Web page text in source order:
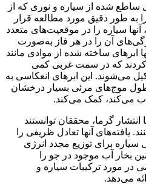
ساطع شده از سیاره و نوری که از
طور دقیق مورد مطالعه قرار
آنها سیاره را در موقعیت‌های متعدد
آن را در هر فاز به‌صورت
ابرهای ساخته شده از موادی مانند
که در سمت غربی کمی
می‌شوند. این ابرهای انعکاسی به
طول موج‌های مرئی بسیار درخشان
می‌کند، کمک می‌کند.
گرما، محققان توانستند
یافته‌های آنها تعادل ظریفی را
سیاره برای توزیع مجدد انرژی
بخار آب موجود در جو را
در مورد ترکیبات سیاره و
می‌دهد.